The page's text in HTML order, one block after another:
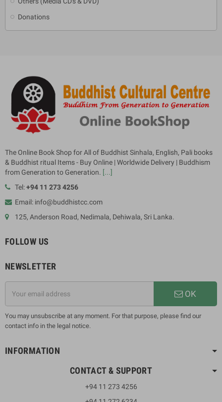
Donations
The Online Book Shop for All of Buddhist Sinhala, English, Pali books
& Buddhist ritual Items - Buy Online | Worldwide Delivery | Buddhism
from Generation to Generation. [...]
Tel:+94 11 273 4256
Email: info@buddhistcc.com
125, Anderson Road, Nedimala, Dehiwala, Sri Lanka.
FOLLOW US
NEWSLETTER
OK
You may unsubscribe at any moment. For that purpose, please find our
contact info in the legal notice.
INFORMATION
CONTACT & SUPPORT
+94 11 273 4256